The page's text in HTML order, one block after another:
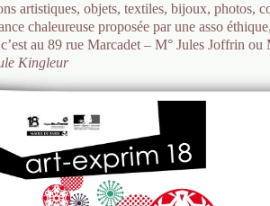
artistiques, objets, textiles, bijoux, photos,
chaleureuse proposée par une asso
au 89 rue Marcadet – M° Jules Joffrin ou
Kingleur